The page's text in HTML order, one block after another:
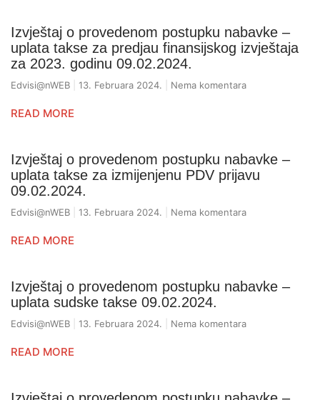
Izvještaj o provedenom postupku nabavke –
uplata takse za predjau finansijskog izvještaja
za 2023. godinu 09.02.2024.
Edvisi@nWEB 13. Februara 2024. Nema komentara
READ MORE
Izvještaj o provedenom postupku nabavke –
uplata takse za izmijenjenu PDV prijavu
09.02.2024.
Edvisi@nWEB 13. Februara 2024. Nema komentara
READ MORE
Izvještaj o provedenom postupku nabavke –
uplata sudske takse 09.02.2024.
Edvisi@nWEB 13. Februara 2024. Nema komentara
READ MORE